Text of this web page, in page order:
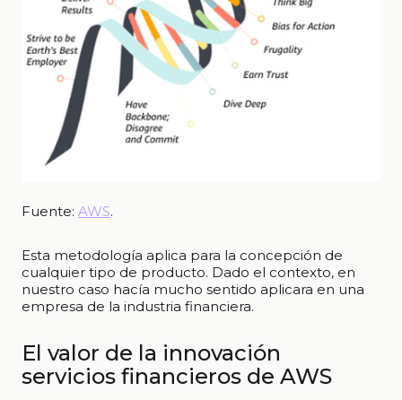
Fuente:AWS.
Esta metodología aplica para la concepción de
cualquier tipo de producto. Dado el contexto, en
nuestro caso hacía mucho sentido aplicara en una
empresa de la industria financiera.
El valor de la innovación
servicios financieros de AWS